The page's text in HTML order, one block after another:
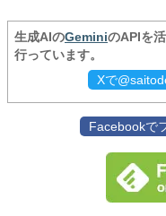
生成AIのGeminiのAPIを
行っています。
Xで
Facebookで